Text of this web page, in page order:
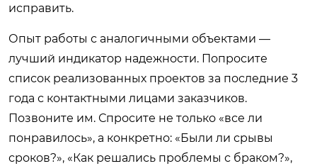
исправить.
Опыт работы с аналогичными объектами —
лучший индикатор надежности. Попросите
список реализованных проектов за последние 3
года с контактными лицами заказчиков.
Позвоните им. Спросите не только «все ли
понравилось», а конкретно: «Были ли срывы
сроков?», «Как решались проблемы с браком?»,